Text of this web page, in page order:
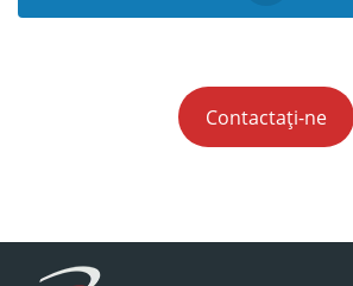
Contactați-ne